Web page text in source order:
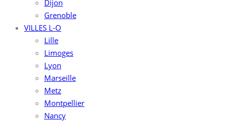
Dijon
Grenoble
VILLES L-O
Lille
Limoges
Lyon
Marseille
Metz
Montpellier
Nancy